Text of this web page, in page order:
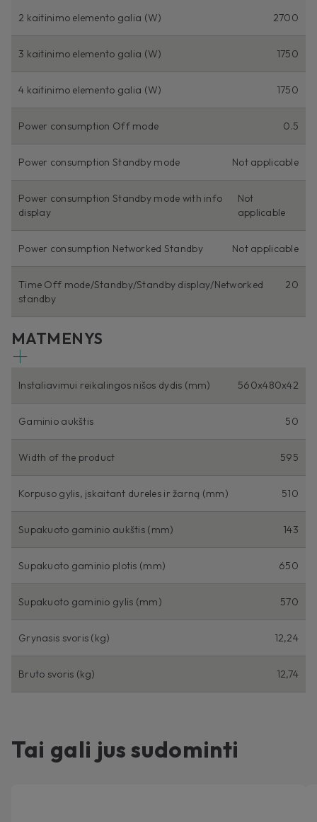
2 kaitinimo elemento galia (W) 2700
3 kaitinimo elemento galia (W) 1750
4 kaitinimo elemento galia (W) 1750
Power consumption Off mode 0.5
Power consumption Standby mode Not applicable
Power consumption Standby mode with info
display
Not
applicable
Power consumption Networked Standby Not applicable
Time Off mode/Standby/Standby display/Networked
standby
20
MATMENYS
Instaliavimui reikalingos nišos dydis (mm) 560x480x42
Gaminio aukštis 50
Width of the product 595
Korpuso gylis, įskaitant dureles ir žarną (mm) 510
Supakuoto gaminio aukštis (mm) 143
Supakuoto gaminio plotis (mm) 650
Supakuoto gaminio gylis (mm) 570
Grynasis svoris (kg) 12,24
Bruto svoris (kg) 12,74
Tai gali jus sudominti